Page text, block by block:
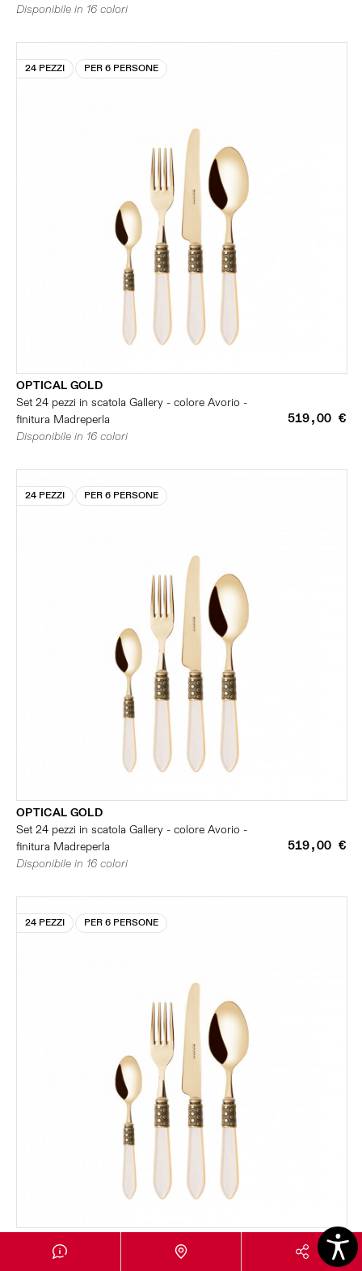
Disponibile in 16 colori
24 PEZZI PER 6 PERSONE
OPTICAL GOLD
Set 24 pezzi in scatola Gallery - colore Avorio -
finitura Madreperla
519,00 €
Disponibile in 16 colori
24 PEZZI PER 6 PERSONE
OPTICAL GOLD
Set 24 pezzi in scatola Gallery - colore Avorio -
finitura Madreperla
519,00 €
Disponibile in 16 colori
24 PEZZI PER 6 PERSONE
Set 24 pezzi in scatola Gallery - colore Avorio -